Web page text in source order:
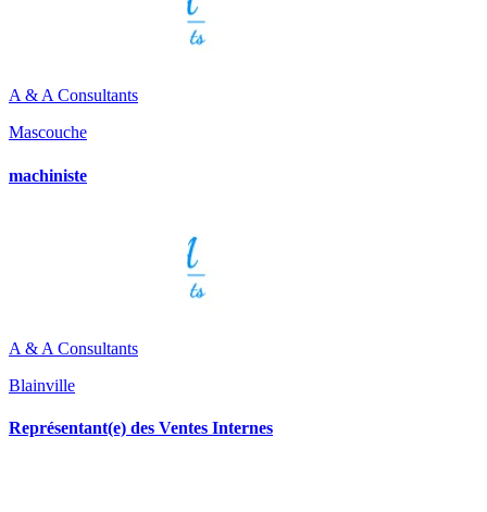
A & A Consultants
Mascouche
machiniste
A & A Consultants
Blainville
Représentant(e) des Ventes Internes